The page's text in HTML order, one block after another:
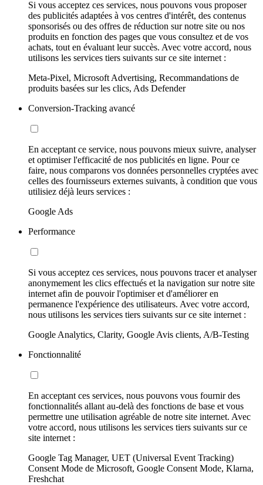
Si vous acceptez ces services, nous pouvons vous proposer
des publicités adaptées à vos centres d'intérêt, des contenus
sponsorisés ou des offres de réduction sur notre site ou nos
produits en fonction des pages que vous consultez et de vos
achats, tout en évaluant leur succès. Avec votre accord, nous
utilisons les services tiers suivants sur ce site internet :
Meta-Pixel, Microsoft Advertising, Recommandations de
produits basées sur les clics, Ads Defender
Conversion-Tracking avancé
En acceptant ce service, nous pouvons mieux suivre, analyser
et optimiser l'efficacité de nos publicités en ligne. Pour ce
faire, nous comparons vos données personnelles cryptées avec
celles des fournisseurs externes suivants, à condition que vous
utilisiez déjà leurs services :
Google Ads
Performance
Si vous acceptez ces services, nous pouvons tracer et analyser
anonymement les clics effectués et la navigation sur notre site
internet afin de pouvoir l'optimiser et d'améliorer en
permanence l'expérience des utilisateurs. Avec votre accord,
nous utilisons les services tiers suivants sur ce site internet :
Google Analytics, Clarity, Google Avis clients, A/B-Testing
Fonctionnalité
En acceptant ces services, nous pouvons vous fournir des
fonctionnalités allant au-delà des fonctions de base et vous
permettre une utilisation agréable de notre site internet. Avec
votre accord, nous utilisons les services tiers suivants sur ce
site internet :
Google Tag Manager, UET (Universal Event Tracking)
Consent Mode de Microsoft, Google Consent Mode, Klarna,
Freshchat